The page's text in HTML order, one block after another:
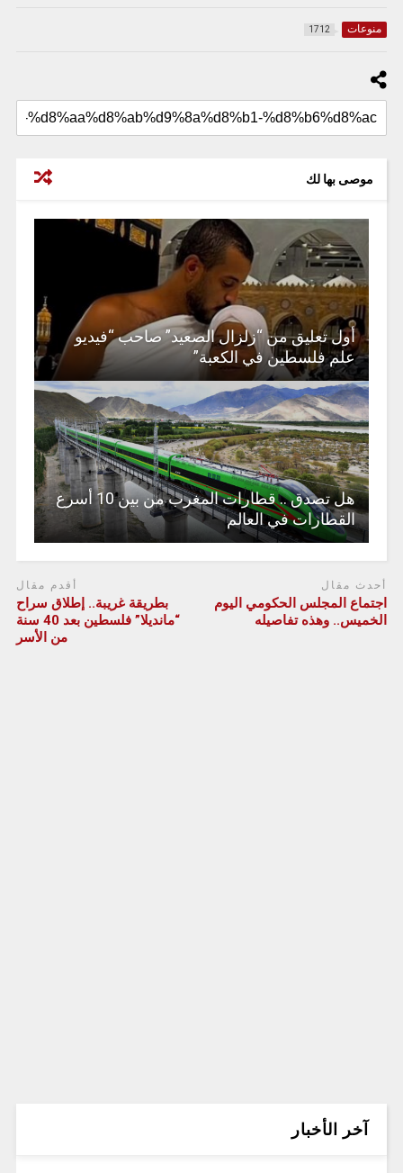
منوعات 1712
موصى بها لك
أول تعليق من “زلزال الصعيد” صاحب “فيديو
علم فلسطين في الكعبة”
هل تصدق .. قطارات المغرب من بين 10 أسرع
القطارات في العالم
أحدث مقال
اجتماع المجلس الحكومي اليوم
الخميس.. وهذه تفاصيله
أقدم مقال
بطريقة غريبة.. إطلاق سراح
“مانديلا” فلسطين بعد 40 سنة
من الأسر
آخر الأخبار